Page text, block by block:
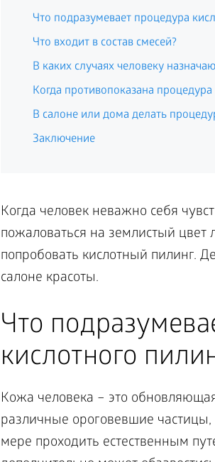
Что подразумевает процедура
Что входит в состав смесей?
В каких случаях человеку
Когда противопоказана
В салоне или дома делать
Заключение
Когда человек неважно себя
пожаловаться на землистый
попробовать кислотный пилинг.
салоне красоты.
Что
кислотного
Кожа человека – это
различные ороговевшие
мере проходить естественным